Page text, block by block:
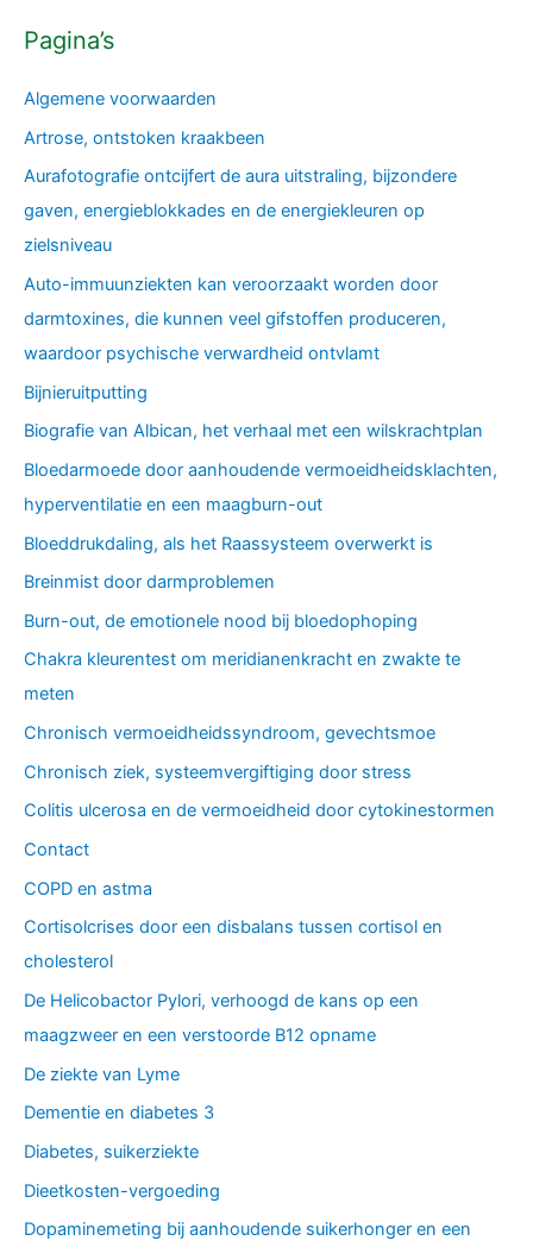
Pagina’s
Algemene voorwaarden
Artrose, ontstoken kraakbeen
Aurafotografie ontcijfert de aura uitstraling, bijzondere
gaven, energieblokkades en de energiekleuren op
zielsniveau
Auto-immuunziekten kan veroorzaakt worden door
darmtoxines, die kunnen veel gifstoffen produceren,
waardoor psychische verwardheid ontvlamt
Bijnieruitputting
Biografie van Albican, het verhaal met een wilskrachtplan
Bloedarmoede door aanhoudende vermoeidheidsklachten,
hyperventilatie en een maagburn-out
Bloeddrukdaling, als het Raassysteem overwerkt is
Breinmist door darmproblemen
Burn-out, de emotionele nood bij bloedophoping
Chakra kleurentest om meridianenkracht en zwakte te
meten
Chronisch vermoeidheidssyndroom, gevechtsmoe
Chronisch ziek, systeemvergiftiging door stress
Colitis ulcerosa en de vermoeidheid door cytokinestormen
Contact
COPD en astma
Cortisolcrises door een disbalans tussen cortisol en
cholesterol
De Helicobactor Pylori, verhoogd de kans op een
maagzweer en een verstoorde B12 opname
De ziekte van Lyme
Dementie en diabetes 3
Diabetes, suikerziekte
Dieetkosten-vergoeding
Dopaminemeting bij aanhoudende suikerhonger en een